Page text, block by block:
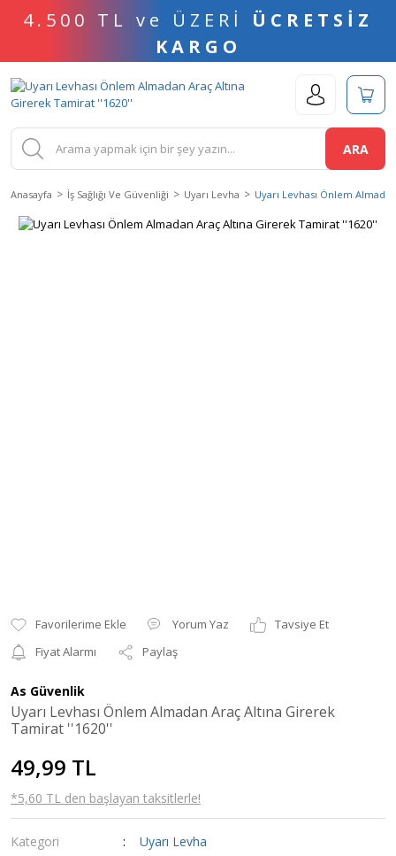
4.500 TL ve ÜZERİ ÜCRETSİZ
KARGO
ARA
Anasayfa İş Sağlığı Ve Güvenliği Uyarı Levha Uyarı Levhası Önlem
Yorum Yaz
Tavsiye Et
Fiyat Alarmı
Paylaş
As Güvenlik
Uyarı Levhası Önlem Almadan Araç Altına Girerek
Tamirat ''1620''
49,99 TL
*5,60 TL den başlayan taksitlerle!
Kategori
Uyarı Levha